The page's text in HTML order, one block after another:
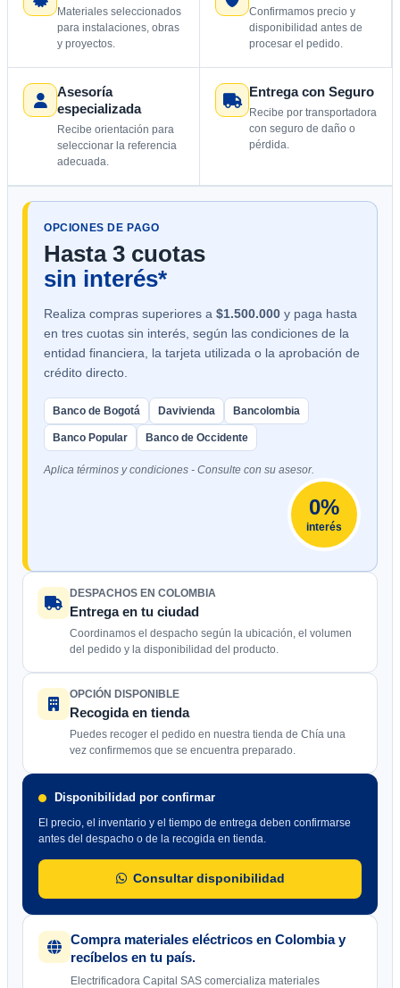
Materiales seleccionados
para instalaciones, obras
y proyectos.
Confirmamos precio y
disponibilidad antes de
procesar el pedido.
Asesoría
especializada
Recibe orientación para
seleccionar la referencia
adecuada.
Entrega con Seguro
Recibe por transportadora
con seguro de daño o
pérdida.
OPCIONES DE PAGO
Hasta 3 cuotas
sin interés*
Realiza compras superiores a $1.500.000 y paga hasta
en tres cuotas sin interés, según las condiciones de la
entidad financiera, la tarjeta utilizada o la aprobación de
crédito directo.
Banco de Bogotá Davivienda Bancolombia
Banco Popular Banco de Occidente
Aplica términos y condiciones - Consulte con su asesor.
0%
interés
DESPACHOS EN COLOMBIA
Entrega en tu ciudad
Coordinamos el despacho según la ubicación, el volumen
del pedido y la disponibilidad del producto.
OPCIÓN DISPONIBLE
Recogida en tienda
Puedes recoger el pedido en nuestra tienda de Chía una
vez confirmemos que se encuentra preparado.
Disponibilidad por confirmar
El precio, el inventario y el tiempo de entrega deben confirmarse
antes del despacho o de la recogida en tienda.
Consultar disponibilidad
Compra materiales eléctricos en Colombia y
recíbelos en tu país.
Electrificadora Capital SAS comercializa materiales